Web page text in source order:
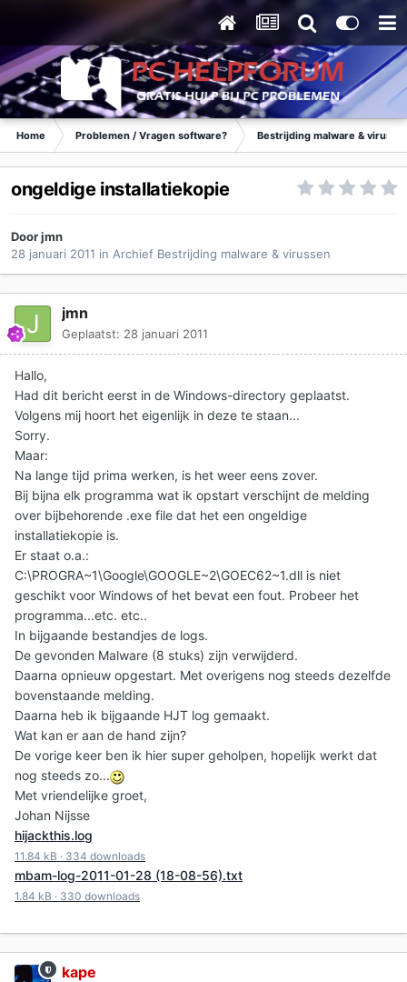
Home Problemen / Vragen software? Bestrijding malware &
ongeldige installatiekopie
Doorjmn
28 januari 2011 in Archief Bestrijding malware & virussen
jmn
Geplaatst: 28 januari 2011
Hallo,
Had dit bericht eerst in de Windows-directory geplaatst.
Volgens mij hoort het eigenlijk in deze te staan...
Sorry.
Maar:
Na lange tijd prima werken, is het weer eens zover.
Bij bijna elk programma wat ik opstart verschijnt de melding
over bijbehorende .exe file dat het een ongeldige
installatiekopie is.
Er staat o.a.:
C:\PROGRA~1\Google\GOOGLE~2\GOEC62~1.dll is niet
geschikt voor Windows of het bevat een fout. Probeer het
programma...etc. etc..
In bijgaande bestandjes de logs.
De gevonden Malware (8 stuks) zijn verwijderd.
Daarna opnieuw opgestart. Met overigens nog steeds dezelfde
bovenstaande melding.
Daarna heb ik bijgaande HJT log gemaakt.
Wat kan er aan de hand zijn?
De vorige keer ben ik hier super geholpen, hopelijk werkt dat
nog steeds zo...
Met vriendelijke groet,
Johan Nijsse
hijackthis.log
11.84 kB · 334 downloads
mbam-log-2011-01-28 (18-08-56).txt
1.84 kB · 330 downloads
kape